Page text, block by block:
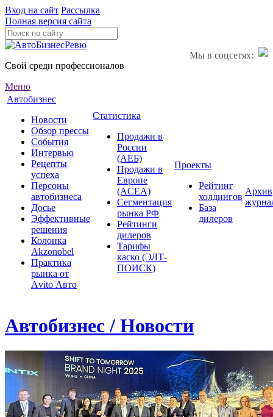
Вход на сайт Рассылка
Полная версия сайта
Мы в соцсетях:
Свой среди профессионалов
Меню
Автобизнес
Новости
Обзор прессы
События
Интервью
Рецепты
успеха
Персоны
автобизнеса
Досье
Эффективные
решения
Колонка
Akzonobel
Практика
рынка от
Аvito Авто
Статистика
Продажи в
России
(АЕБ)
Продажи в
Европе
(ACEA)
Сегментация
рынка РФ
Рейтинги
дилеров
Тарифы
каско (ЭЛТ-
ПОИСК)
Проекты
Рейтинг
холдингов
База
дилеров
Архив
Автобизнес / Новости